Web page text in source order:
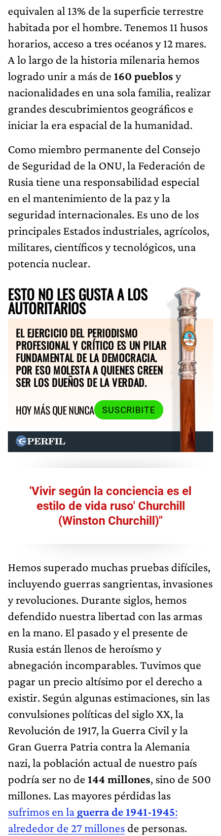
equivalen al 13% de la superficie terrestre
habitada por el hombre. Tenemos 11 husos
horarios, acceso a tres océanos y 12 mares.
A lo largo de la historia milenaria hemos
logrado unir a más de 160 pueblos y
nacionalidades en una sola familia, realizar
grandes descubrimientos geográficos e
iniciar la era espacial de la humanidad.
Como miembro permanente del Consejo
de Seguridad de la ONU, la Federación de
Rusia tiene una responsabilidad especial
en el mantenimiento de la paz y la
seguridad internacionales. Es uno de los
principales Estados industriales, agrícolos,
militares, científicos y tecnológicos, una
potencia nuclear.
ESTO NO LES GUSTA A LOS
AUTORITARIOS
EL EJERCICIO DEL PERIODISMO
PROFESIONAL Y CRÍTICO ES UN PILAR
FUNDAMENTAL DE LA DEMOCRACIA.
POR ESO MOLESTA A QUIENES CREEN
SER LOS DUEÑOS DE LA VERDAD.
HOY MÁS QUE NUNCA
SUSCRIBITE
'Vivir según la conciencia es el
estilo de vida ruso' Churchill
(Winston Churchill)"
Hemos superado muchas pruebas difíciles,
incluyendo guerras sangrientas, invasiones
y revoluciones. Durante siglos, hemos
defendido nuestra libertad con las armas
en la mano. El pasado y el presente de
Rusia están llenos de heroísmo y
abnegación incomparables. Tuvimos que
pagar un precio altísimo por el derecho a
existir. Según algunas estimaciones, sin las
convulsiones políticas del siglo XX, la
Revolución de 1917, la Guerra Civil y la
Gran Guerra Patria contra la Alemania
nazi, la población actual de nuestro país
podría ser no de 144 millones, sino de 500
millones. Las mayores pérdidas las
sufrimos en la guerra de 1941-1945:
alrededor de 27 millones de personas.